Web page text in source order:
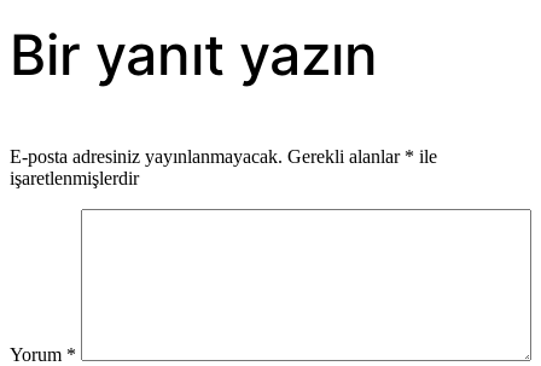
gezinmesi
Bir yanıt yazın
E-posta adresiniz yayınlanmayacak. Gerekli alanlar * ile
işaretlenmişlerdir
Yorum *